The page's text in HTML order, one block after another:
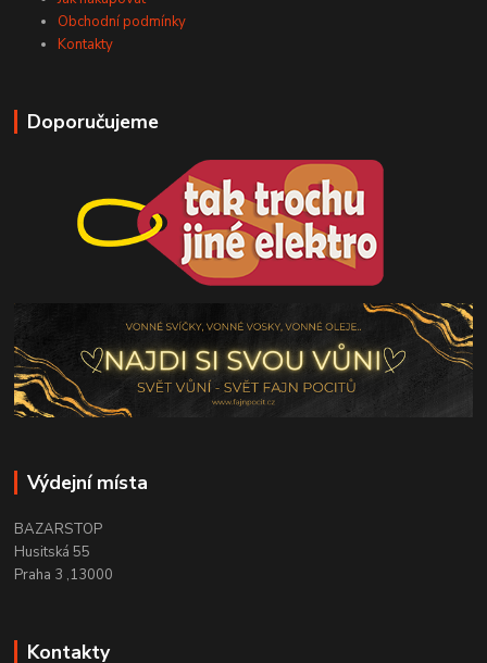
Obchodní podmínky
Kontakty
Doporučujeme
Výdejní místa
BAZARSTOP
Husitská 55
Praha 3 ,13000
Kontakty